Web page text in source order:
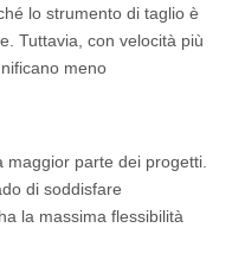
lo strumento di taglio è
Tuttavia, con velocità più
meno
maggior parte dei progetti.
di soddisfare
la massima flessibilità